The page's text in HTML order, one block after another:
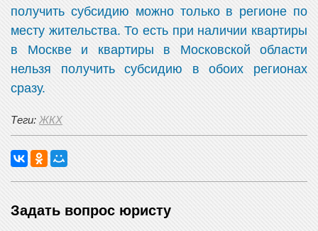
получить субсидию можно только в регионе по
месту жительства. То есть при наличии квартиры
в Москве и квартиры в Московской области
нельзя получить субсидию в обоих регионах
сразу.
Теги: ЖКХ
Задать вопрос юристу